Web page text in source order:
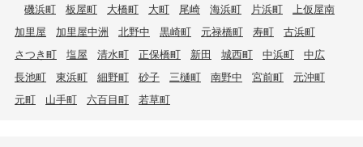
磯浜町 板屋町 大橋町 大町 尾崎 海浜町 片浜町
上仮屋南
加里屋
加里屋中洲 北野中 黒崎町 元禄橋町 寿町
古浜町
さつき町
塩屋 清水町 正保橋町 新田 城西町 中浜町
中広
長池町
東浜町 細野町 砂子 三樋町 南野中 宮前町
元沖町
元町
山手町 六百目町 若草町